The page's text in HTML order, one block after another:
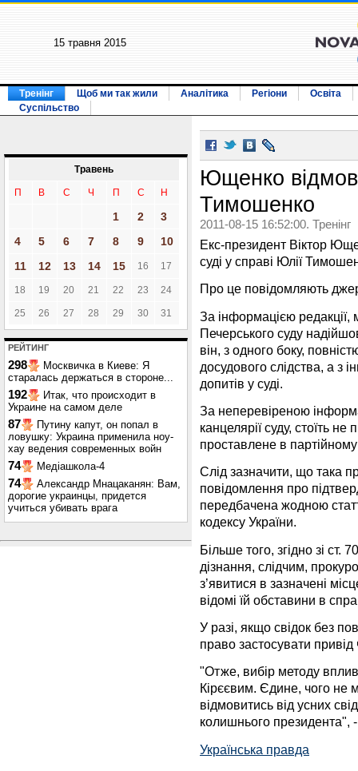
15 травня 2015
Тренінг Щоб ми так жили Аналітика Регіони
Освіта
Суспільство
Травень
П В С Ч П С Н
1 2
3
4
5 6 7 8 9
10
11
12 13 14 15 16 17
18 19 20 21 22 23 24
25 26 27 28 29 30 31
РЕЙТИНГ
298
Москвичка в Киеве: Я
старалась держаться в стороне...
192
Итак, что происходит в
Украине на самом деле
87
Путину капут, он попал в
ловушку: Украина применила ноу-
хау ведения современных войн
74 Медіашкола-4
74
Александр Мнацаканян: Вам,
дорогие украинцы, придется
учиться убивать врага
Ющенко
Тимошенко
2011-08-15 16:52:00. Тренінг
Екс-президент Віктор
суді у справі Юлії
Про це повідомляють
За інформацією редакції,
Печерського суду
він, з одного боку,
досудового слідства, а з
допитів у суді.
За неперевіреною
канцелярії суду, стоїть
проставлене в
Слід зазначити, що така
повідомлення про
передбачена жодною
кодексу України.
Більше того, згідно зі
дізнання, слідчим,
з’явитися в зазначені
відомі їй обставини в
У разі, якщо свідок без
право застосувати
"Отже, вибір методу
Кірєєвим. Єдине, чого не
відмовитись від усних
колишнього президента",
Українська правда